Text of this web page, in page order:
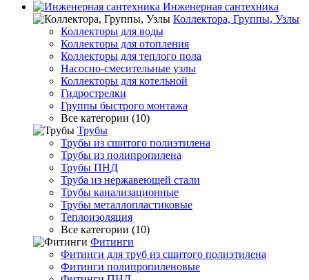
Инженерная сантехника
Коллектора, Группы, Узлы
Коллекторы для воды
Коллекторы для отопления
Коллекторы для теплого пола
Насосно-смесительные узлы
Коллекторы для котельной
Гидрострелки
Группы быстрого монтажа
Все категории (10)
Трубы
Трубы из сшитого полиэтилена
Трубы из полипропилена
Трубы ПНД
Труба из нержавеющей стали
Трубы канализационные
Трубы металлопластиковые
Теплоизоляция
Все категории (10)
Фитинги
Фитинги для труб из сшитого полиэтилена
Фитинги полипропиленовые